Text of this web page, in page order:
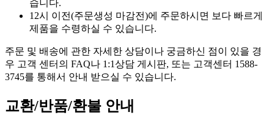
습니다.
12시 이전(주문생성 마감전)에 주문하시면 보다 빠르게
제품을 수령하실 수 있습니다.
주문 및 배송에 관한 자세한 상담이나 궁금하신 점이 있을 경
우 고객 센터의 FAQ나 1:1상담 게시판, 또는 고객센터 1588-
3745를 통해서 안내 받으실 수 있습니다.
교환/반품/환불 안내